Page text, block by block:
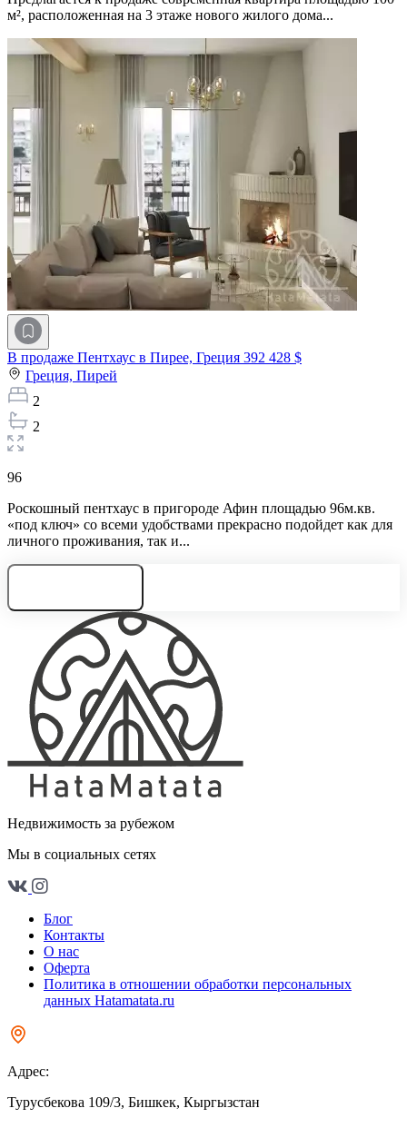
м², расположенная на 3 этаже нового жилого дома...
В продаже Пентхаус в Пирее, Греция 392 428 $
Греция, Пирей
2
2
96
Роскошный пентхаус в пригороде Афин площадью 96м.кв.
«под ключ» со всеми удобствами прекрасно подойдет как для
личного проживания, так и...
Недвижимость за рубежом
Мы в социальных сетях
Блог
Контакты
О нас
Оферта
Политика в отношении обработки персональных
данных Hatamatata.ru
Адрес:
Турусбекова 109/3, Бишкек, Кыргызстан